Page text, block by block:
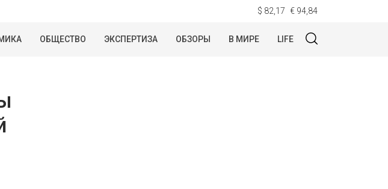
$ 82,17 € 94,84
ОБЩЕСТВО ЭКСПЕРТИЗА ОБЗОРЫ В МИРЕ LIFE